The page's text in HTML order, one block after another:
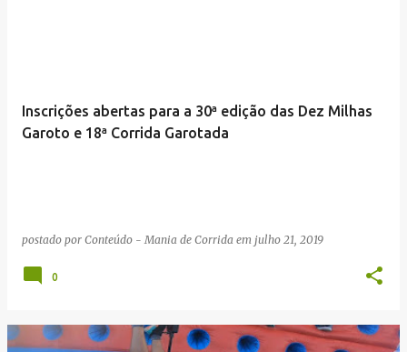
Inscrições abertas para a 30ª edição das Dez Milhas
Garoto e 18ª Corrida Garotada
postado por Conteúdo - Mania de Corrida em julho 21, 2019
0